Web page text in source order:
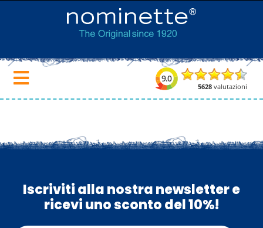
Iscriviti alla nostra newsletter e
ricevi uno sconto del 10%!